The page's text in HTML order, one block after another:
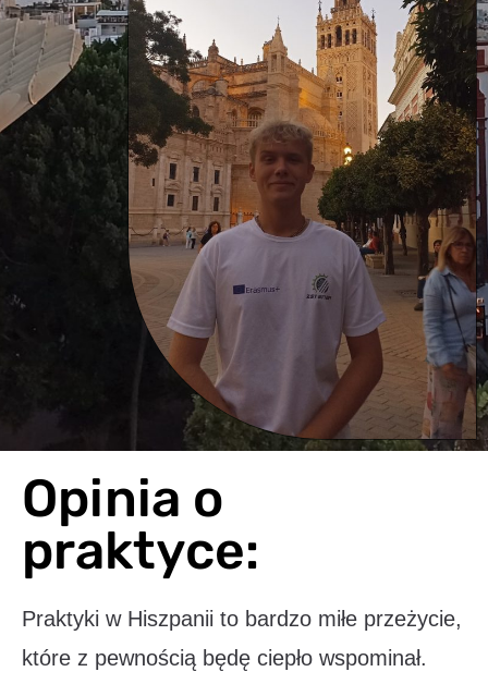
Opinia o
praktyce:
Praktyki w Hiszpanii to bardzo miłe przeżycie,
które z pewnością będę ciepło wspominał.